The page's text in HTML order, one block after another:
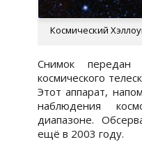
Космический
Снимок
космического
Этот аппарат,
наблюдения
диапазоне.
ещё в 2003 году.